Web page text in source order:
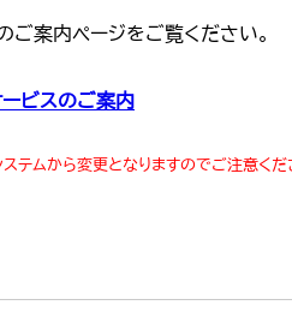
ご案内ページをご覧ください。
ービスのご案内
テムから変更となりますのでご注意くだ